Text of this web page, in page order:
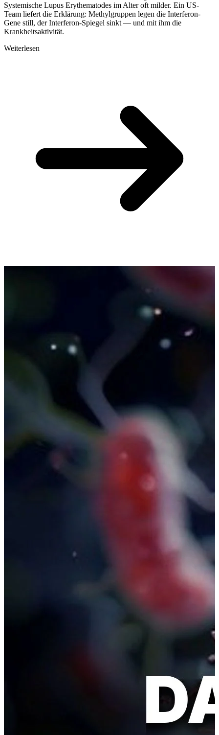
Systemische Lupus Erythematodes im Alter oft milder. Ein US-
Team liefert die Erklärung: Methylgruppen legen die Interferon-
Gene still, der Interferon-Spiegel sinkt — und mit ihm die
Krankheitsaktivität.
Weiterlesen